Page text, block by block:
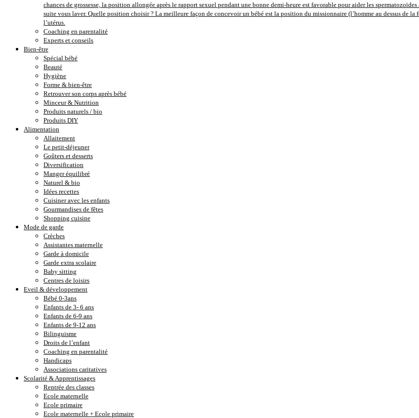
chances de grossesse, la position allongée après le rapport sexuel pendant une bonne demi-heure est favorable pour aider les
suite vous laver. Quelle position choisir ? La meilleure façon de concevoir un bébé est la position du missionnaire (l’homme au dessus de
l’utérus.
Coaching en parentalité
Experts et conseils
Bien-être
Spécial bébé
Beauté
Hygiène
Forme & bien-être
Retrouver son corps après bébé
Minceur & Nutrition
Produits naturels / bio
Produits DIY
Alimentation
Allaitement
Le petit-déjeuner
Goûters et desserts
Diversification
Manger équilibré
Naturel & bio
Idées recettes
Cuisiner avec les enfants
Gourmandises de fêtes
Shopping cuisine
Mode de garde
Crèches
Assistantes maternelle
Garde à domicile
Garde extra scolaire
Baby sitting
Centres de loisirs
Eveil & développement
Bébé 0-3ans
Enfants de 3- 6 ans
Enfants de 6-9 ans
Enfants de 9-12 ans
Bilinguisme
Droits de l’enfant
Coaching en parentalité
Handicaps
Associations caritatives
Scolarité & Apprentissages
Rentrée des classes
Ecole maternelle
Ecole primaire
Ecole maternelle + Ecole primaire